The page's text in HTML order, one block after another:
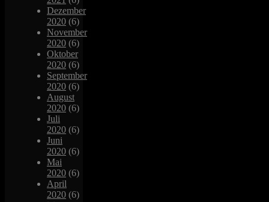
Dezember
2020 (6)
November
2020 (6)
Oktober
2020 (6)
September
2020 (6)
August
2020 (6)
Juli
2020 (6)
Juni
2020 (6)
Mai
2020 (6)
April
2020 (6)